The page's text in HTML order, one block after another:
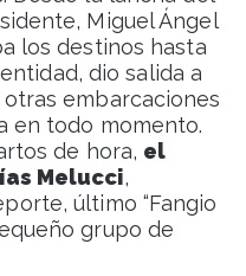
Miguel Ángel
los destinos hasta
dio salida a
embarcaciones
en todo momento.
de hora, el
Melucci,
último “Fangio
grupo de